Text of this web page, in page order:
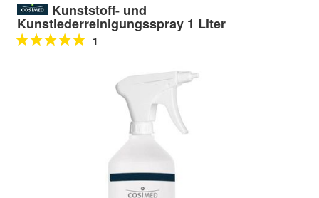
Kunststoff- und
Kunstlederreinigungsspray 1 Liter
1